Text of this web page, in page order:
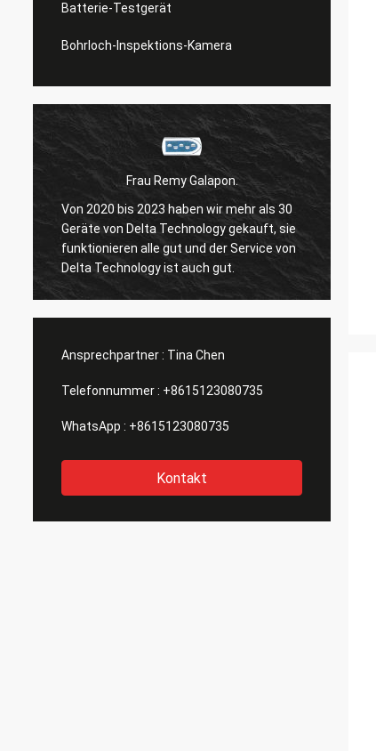
Batterie-Testgerät
Bohrloch-Inspektions-Kamera
Frau Remy Galapon.
Von 2020 bis 2023 haben wir mehr als 30
Geräte von Delta Technology gekauft, sie
funktionieren alle gut und der Service von
Delta Technology ist auch gut.
Ansprechpartner : Tina Chen
Telefonnummer : +8615123080735
WhatsApp : +8615123080735
Kontakt